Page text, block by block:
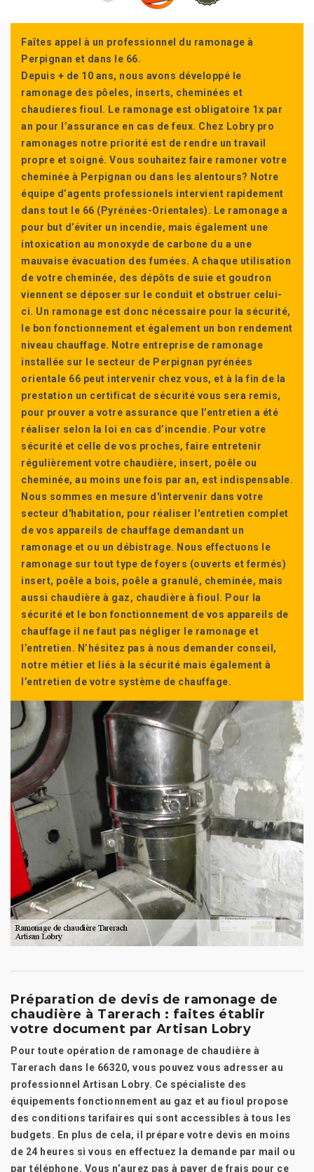
Faîtes appel à un professionnel du ramonage à
Perpignan et dans le 66.
Depuis + de 10 ans, nous avons développé le
ramonage des pôeles, inserts, cheminées et
chaudieres fioul. Le ramonage est obligatoire 1x par
an pour l’assurance en cas de feux. Chez Lobry pro
ramonages notre priorité est de rendre un travail
propre et soigné. Vous souhaitez faire ramoner votre
cheminée à Perpignan ou dans les alentours? Notre
équipe d’agents professionels intervient rapidement
dans tout le 66 (Pyrénées-Orientales). Le ramonage a
pour but d’éviter un incendie, mais également une
intoxication au monoxyde de carbone du a une
mauvaise évacuation des fumées. A chaque utilisation
de votre cheminée, des dépôts de suie et goudron
viennent se déposer sur le conduit et obstruer celui-
ci. Un ramonage est donc nécessaire pour la sécurité,
le bon fonctionnement et également un bon rendement
niveau chauffage. Notre entreprise de ramonage
installée sur le secteur de Perpignan pyrénées
orientale 66 peut intervenir chez vous, et à la fin de la
prestation un certificat de sécurité vous sera remis,
pour prouver a votre assurance que l’entretien a été
réaliser selon la loi en cas d’incendie. Pour votre
sécurité et celle de vos proches, faire entretenir
régulièrement votre chaudière, insert, poêle ou
cheminée, au moins une fois par an, est indispensable.
Nous sommes en mesure d'intervenir dans votre
secteur d'habitation, pour réaliser l'entretien complet
de vos appareils de chauffage demandant un
ramonage et ou un débistrage. Nous effectuons le
ramonage sur tout type de foyers (ouverts et fermés)
insert, poêle a bois, poêle a granulé, cheminée, mais
aussi chaudière à gaz, chaudière à fioul. Pour la
sécurité et le bon fonctionnement de vos appareils de
chauffage il ne faut pas négliger le ramonage et
l’entretien. N’hésitez pas à nous demander conseil,
notre métier et liés à la sécurité mais également à
l’entretien de votre système de chauffage.
Préparation de devis de ramonage de
chaudière à Tarerach : faites établir
votre document par Artisan Lobry
Pour toute opération de ramonage de chaudière à
Tarerach dans le 66320, vous pouvez vous adresser au
professionnel Artisan Lobry. Ce spécialiste des
équipements fonctionnement au gaz et au fioul propose
des conditions tarifaires qui sont accessibles à tous les
budgets. En plus de cela, il prépare votre devis en moins
de 24 heures si vous en effectuez la demande par mail ou
par téléphone. Vous n’aurez pas à payer de frais pour ce